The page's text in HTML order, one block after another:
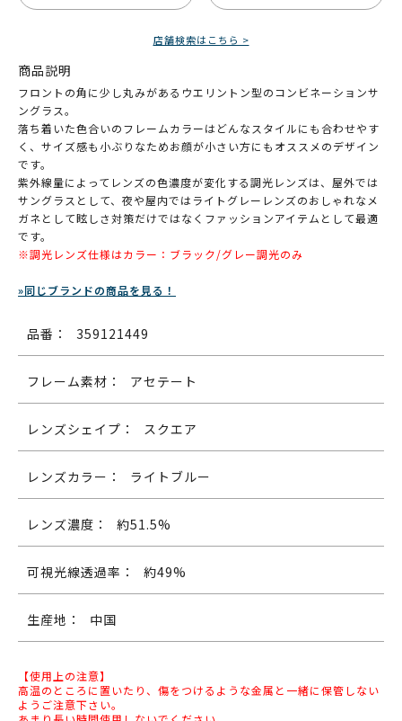
店舗検索はこちら >
商品説明
フロントの角に少し丸みがあるウエリントン型のコンビネーションサ
ングラス。
落ち着いた色合いのフレームカラーはどんなスタイルにも合わせやす
く、サイズ感も小ぶりなためお顔が小さい方にもオススメのデザイン
です。
紫外線量によってレンズの色濃度が変化する調光レンズは、屋外では
サングラスとして、夜や屋内ではライトグレーレンズのおしゃれなメ
ガネとして眩しさ対策だけではなくファッションアイテムとして最適
です。
※調光レンズ仕様はカラー：ブラック/グレー調光のみ
»同じブランドの商品を見る！
品番： 359121449
フレーム素材： アセテート
レンズシェイプ： スクエア
レンズカラー： ライトブルー
レンズ濃度： 約51.5%
可視光線透過率： 約49%
生産地： 中国
【使用上の注意】
高温のところに置いたり、傷をつけるような金属と一緒に保管しない
ようご注意下さい。